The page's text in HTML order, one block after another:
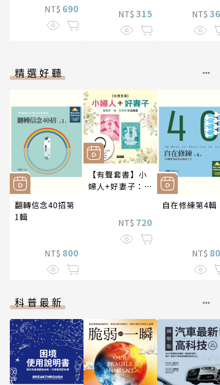
NT$ 690 NT$ 315 NT$
精選好聽
翻轉信念40招第
1輯
NT$ 800
【有聲套書】小
婦人+好妻子：路
NT$ 720
自在修練第4輯
NT$
科普最新